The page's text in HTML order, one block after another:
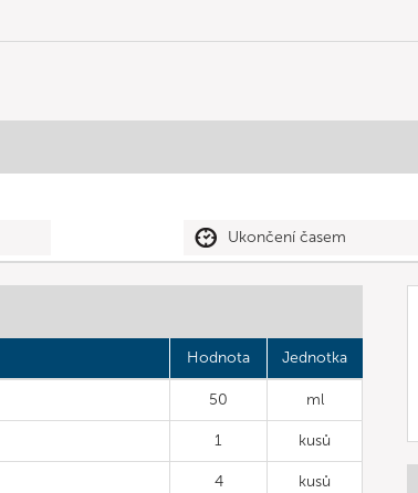
Ukončení časem
Hodnota Jednotka
50 ml
1 kusů
4 kusů